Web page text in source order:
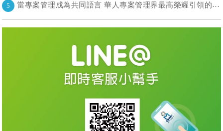
5 當專案管理成為共同語言 華人專案管理界最高榮耀引領的變革時代